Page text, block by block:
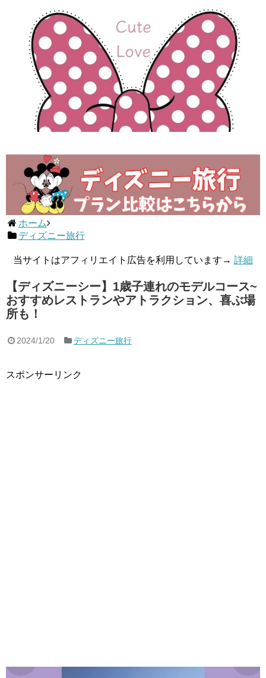
ホーム
ディズニー旅行
当サイトはアフィリエイト広告を利用しています→ 詳細
【ディズニーシー】1歳子連れのモデルコース~
おすすめレストランやアトラクション、喜ぶ場
所も！
2024/1/20 ディズニー旅行
スポンサーリンク